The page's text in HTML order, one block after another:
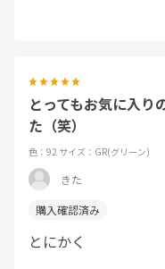
とってもお気に入
た（笑）
色：92 サイズ：GR(グリーン)
きた
とにかく